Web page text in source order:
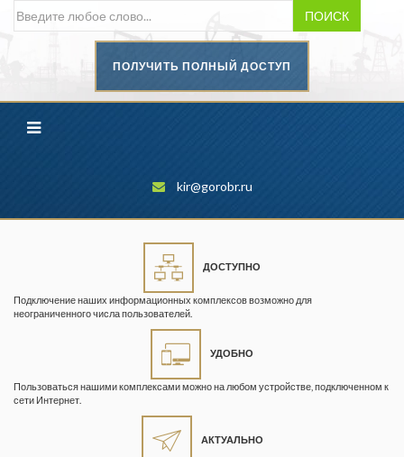
ПОИСК
ПОЛУЧИТЬ ПОЛНЫЙ ДОСТУП
kir@gorobr.ru
ДОСТУПНО
Подключение наших информационных комплексов возможно для
неограниченного числа пользователей.
УДОБНО
Пользоваться нашими комплексами можно на любом устройстве, подключенном к
сети Интернет.
АКТУАЛЬНО
промышленности
Геопрофи
Горнопромышленные ведомости
Кузбасса. Информационный